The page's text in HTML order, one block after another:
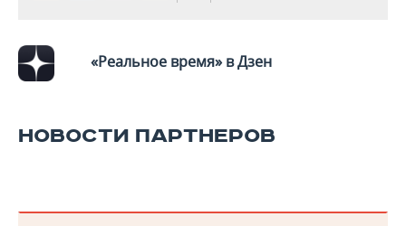
«Реальное время» в Дзен
НОВОСТИ ПАРТНЕРОВ